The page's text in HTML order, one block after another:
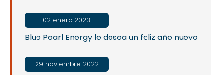
Blue Pearl Energy le desea un feliz año nuevo
02 enero 2023
29 noviembre 2022